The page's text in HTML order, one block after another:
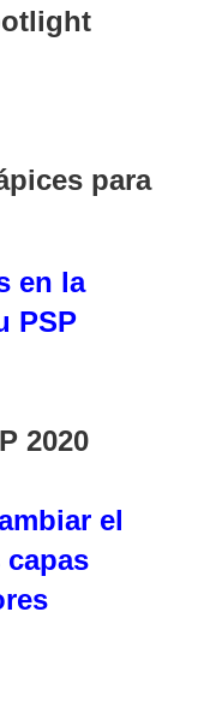
para
en la
PSP
2020
el
capas